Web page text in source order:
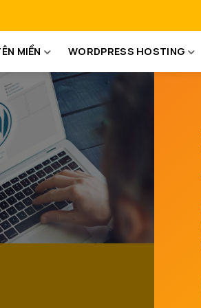
MIỀN WORDPRESS HOSTING